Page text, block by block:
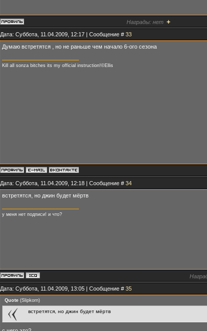
Награды: нет +
Дата: Суббота, 11.04.2009, 12:17 | Сообщение # 33
Думаю встретятся , но не раньше чем начало 6-ого сезона
Kill all sonza bitches its my official instruction!©Ellis
Дата: Суббота, 11.04.2009, 12:18 | Сообщение # 34
встретятся, но джин будет мёртв
у меня нет подписи! и что?
Дата: Суббота, 11.04.2009, 13:05 | Сообщение # 35
Quote(Slipkorn)
встретятся, но джин будет мёртв